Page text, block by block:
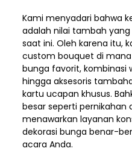
Kami menyadari bahwa
adalah nilai tambah
saat ini. Oleh karena itu,
custom bouquet di
bunga favorit, kombinasi
hingga aksesoris
kartu ucapan khusus.
besar seperti pernikahan
menawarkan layanan
dekorasi bunga benar-
acara Anda.